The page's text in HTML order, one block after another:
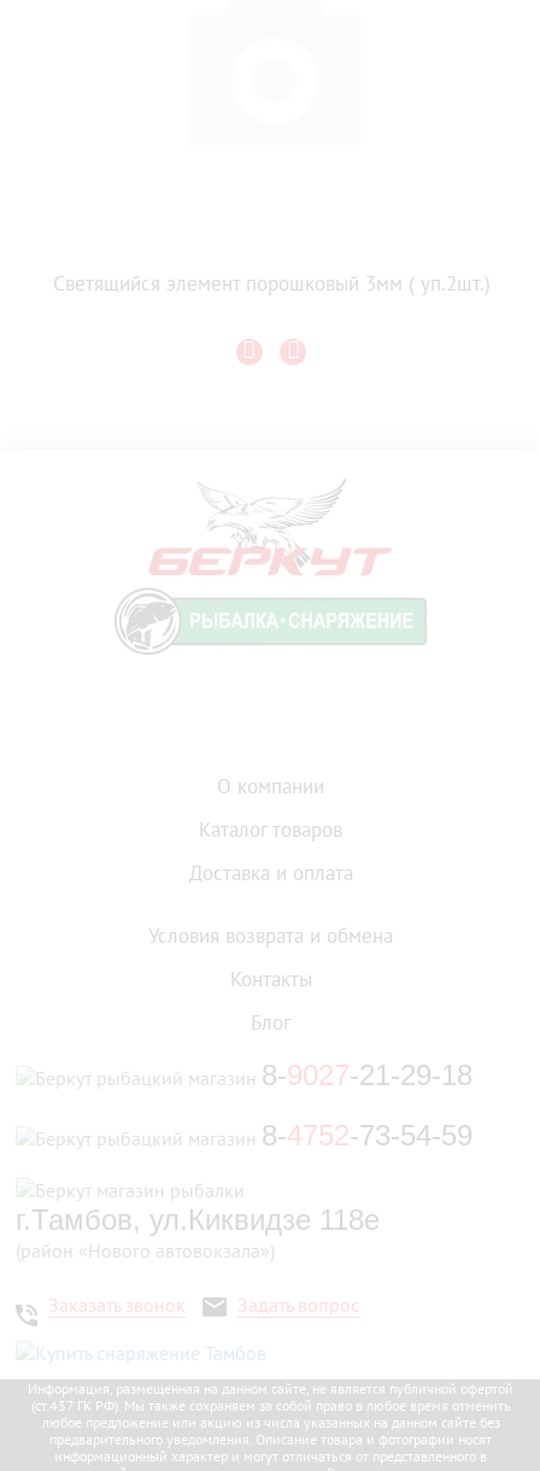
Светящийся элемент порошковый 3мм ( уп.2шт.)
О компании
Каталог товаров
Доставка и оплата
Условия возврата и обмена
Контакты
Блог
8-9027-21-29-18
8-4752-73-54-59
г.Тамбов, ул.Киквидзе 118е
(район «Нового автовокзала»)
Заказать звонок Задать вопрос
Информация, размещенная на данном сайте, не является публичной офертой
(ст.437 ГК РФ). Мы также сохраняем за собой право в любое время отменить
любое предложение или акцию из числа указанных на данном сайте без
предварительного уведомления. Описание товара и фотографии носят
информационный характер и могут отличаться от представленного в